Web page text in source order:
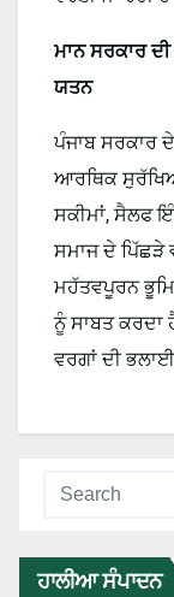
ਮਾਨ ਸਰਕਾਰ
ਯਤਨ
ਪੰਜਾਬ ਸਰਕਾਰ
ਆਰਥਿਕ
ਸਕੀਮਾਂ, ਸੈਲਫ
ਸਮਾਜ ਦੇ ਪਿੱਛੜੇ
ਮਹੱਤਵਪੂਰਨ
ਨੂੰ ਸਾਬਤ ਕਰਦਾ
ਵਰਗਾਂ ਦੀ
ਹਾਲੀਆ ਸੰਪਾਦਨ